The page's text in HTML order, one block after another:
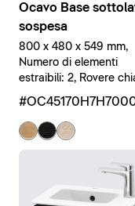
Ocavo Base
sospesa
800 x 480 x 549 mm,
Numero di elementi
estraibili: 2, Rovere
chiaro massello opaco,
Legno massello